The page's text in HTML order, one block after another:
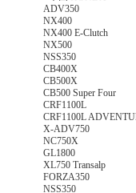
ADV350
NX400
NX400 E-Clutch
NX500
NSS350
CB400X
CB500X
CB500 Super Four
CRF1100L
CRF1100L
X-ADV750
NC750X
GL1800
XL750 Transalp
FORZA350
NSS350